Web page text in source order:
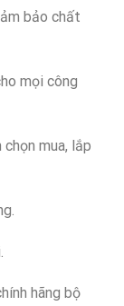
bảo chất
mọi công
mua, lắp
hãng bộ